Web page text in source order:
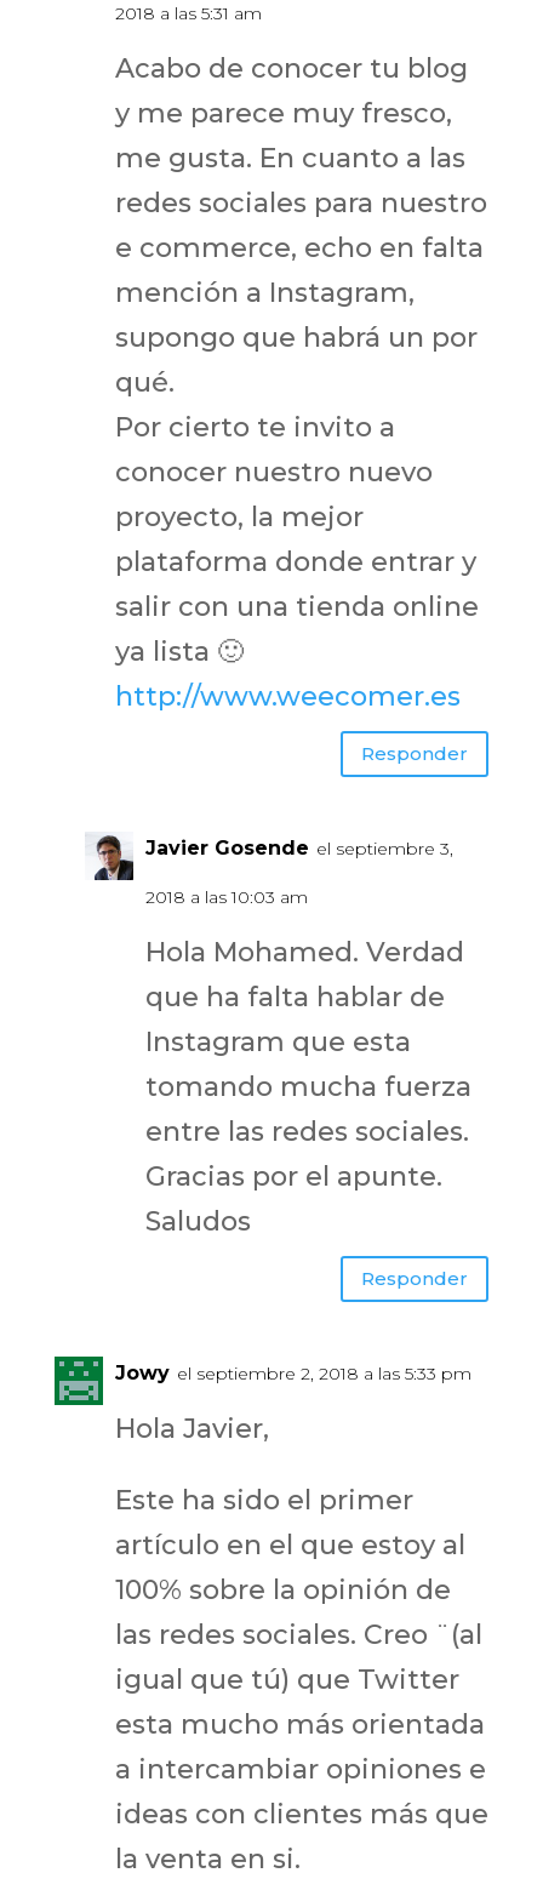
2018 a las 5:31 am
Acabo de conocer tu blog
y me parece muy fresco,
me gusta. En cuanto a las
redes sociales para nuestro
e commerce, echo en falta
mención a Instagram,
supongo que habrá un por
qué.
Por cierto te invito a
conocer nuestro nuevo
proyecto, la mejor
plataforma donde entrar y
salir con una tienda online
ya lista 🙂
http://www.weecomer.es
Responder
Javier Gosende el septiembre 3,
2018 a las 10:03 am
Hola Mohamed. Verdad
que ha falta hablar de
Instagram que esta
tomando mucha fuerza
entre las redes sociales.
Gracias por el apunte.
Saludos
Responder
Jowy el septiembre 2, 2018 a las 5:33 pm
Hola Javier,
Este ha sido el primer
artículo en el que estoy al
100% sobre la opinión de
las redes sociales. Creo ¨(al
igual que tú) que Twitter
esta mucho más orientada
a intercambiar opiniones e
ideas con clientes más que
la venta en si.